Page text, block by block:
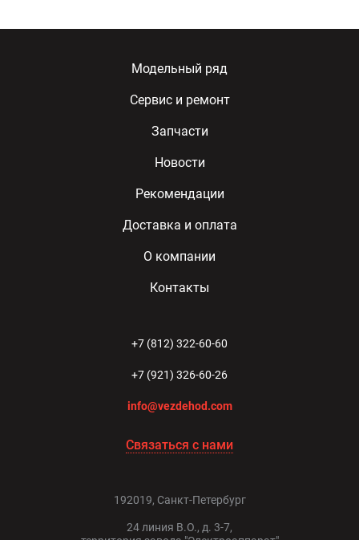
Модельный ряд
Сервис и ремонт
Запчасти
Новости
Рекомендации
Доставка и оплата
О компании
Контакты
+7 (812) 322-60-60
+7 (921) 326-60-26
info@vezdehod.com
Связаться с нами
192019, Санкт-Петербург
24 линия В.О., д. 3-7,